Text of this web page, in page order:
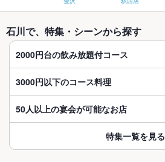
石川で、特集・シーンから探す
2000円台の飲み放題付コース
3000円以下のコース料理
50人以上の宴会が可能なお店
特集一覧を見る